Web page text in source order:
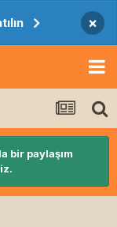
×
bir paylaşım